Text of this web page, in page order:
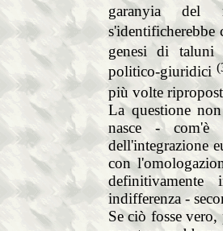
garanyia del
s'identificherebbe
genesi di taluni
politico-giuridici
più volte
La questione
nasce - com'è
dell'integrazione
con
indifferenza -
Se ciò fosse